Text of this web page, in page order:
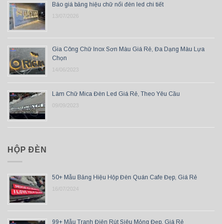
Báo giá bảng hiệu chữ nổi đèn led chi tiết
13/07/2026
Gia Công Chữ Inox Sơn Màu Giá Rẻ, Đa Dạng Màu Lựa
Chọn
14/06/2023
Làm Chữ Mica Đèn Led Giá Rẻ, Theo Yêu Cầu
09/09/2023
HỘP ĐÈN
50+ Mẫu Bảng Hiệu Hộp Đèn Quán Cafe Đẹp, Giá Rẻ
16/07/2024
99+ Mẫu Tranh Điện Rút Siêu Mỏng Đẹp, Giá Rẻ